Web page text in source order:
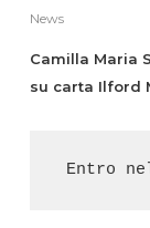
News
Camilla Maria
su carta Ilford
Entro